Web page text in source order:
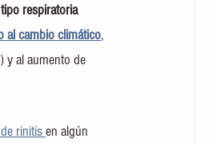
respiratoria
al cambio climático,
y al aumento de
rinitis en algún